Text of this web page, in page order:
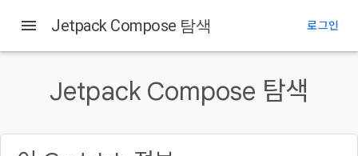
필요한 항목
실행할 작업
menu Jetpack Compose 탐색 로그인
Jetpack Compose 탐색